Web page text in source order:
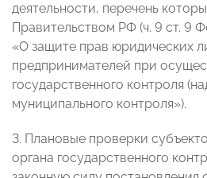
деятельности, перечень
Правительством РФ (ч. 9 ст. 9
«О защите прав юридических
предпринимателей при
государственного контроля
муниципального контроля»).
3. Плановые проверки
органа государственного